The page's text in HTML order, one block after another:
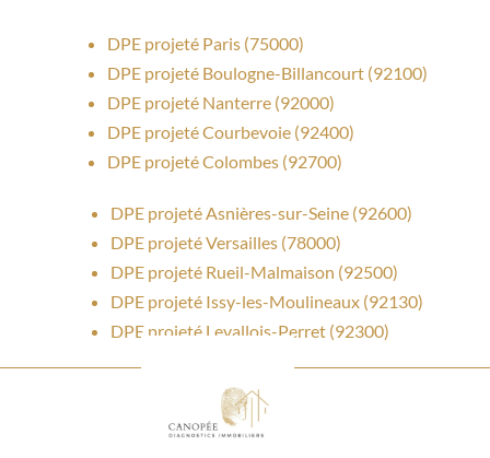
DPE projeté Paris (75000)
DPE projeté Boulogne-Billancourt (92100)
DPE projeté Nanterre (92000)
DPE projeté Courbevoie (92400)
DPE projeté Colombes (92700)
DPE projeté Asnières-sur-Seine (92600)
DPE projeté Versailles (78000)
DPE projeté Rueil-Malmaison (92500)
DPE projeté Issy-les-Moulineaux (92130)
DPE projeté Levallois-Perret (92300)